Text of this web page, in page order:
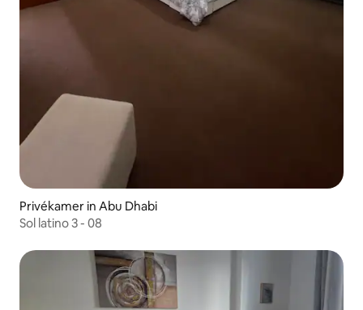
Privékamer in Abu Dhabi
Sol latino 3 - 08